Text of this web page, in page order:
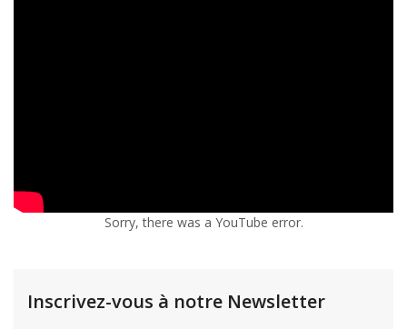
Sorry, there was a YouTube error.
Inscrivez-vous à notre Newsletter